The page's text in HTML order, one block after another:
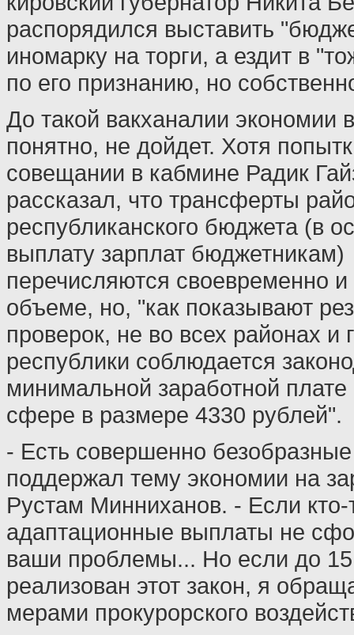
распорядился выставить
иномарку на торги, а ездит в
по его признанию, но
До такой вакханалии экономии
понятно, не дойдет. Хотя
совещании в кабмине Радик
рассказал, что трансферты
республиканского бюджета (в
выплату зарплат бюджетникам)
перечисляются своевременно
объеме, но, "как показывают
проверок, не во всех районах и
республики соблюдается
минимальной заработной
сфере в размере 4330 рублей".
- Есть совершенно
поддержал тему экономии на
Рустам Минниханов. - Если кто-
адаптационные выплаты не
ваши проблемы... Но если до
реализован этот закон, я
мерами прокурорского